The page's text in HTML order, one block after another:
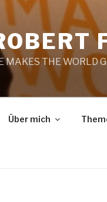
MAKES THE WORLD
Über mich